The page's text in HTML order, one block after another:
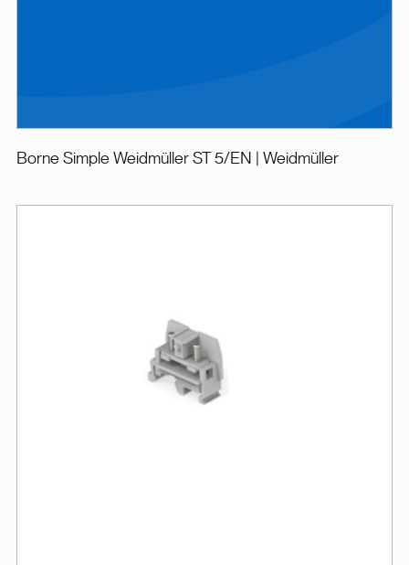
Borne Simple Weidmüller ST 5/EN | Weidmüller